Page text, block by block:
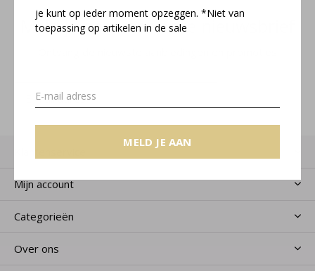
je kunt op ieder moment opzeggen. *Niet van
toepassing op artikelen in de sale
MELD JE AAN
Meld je aan voor onze nieuwsbrief
Mijn account
Categorieën
Over ons